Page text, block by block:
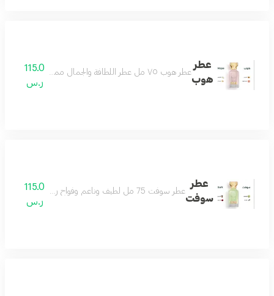
عطر
هوب
عطر هوب ٧٥ مل عطر اللطافة والجمال مميز وجميل بكل معنى رائع وفواح بتكوين فاخر من الياسمين والجريب فروت مع مزيج من المسك الأبيض وخشب الأرز ونفحات لطيفة من العنبر لتتكون منه رائحة منعشة باردة تناسب جميع الأذواق عطر يليق بك
115.0
ر.س
عطر
سوفت
عطر سوفت 75 مل لطيف وناعم وفواح رائحة تملك القلب منعش ويصنع يومك بجماله مناسب للجنسين
115.0
ر.س